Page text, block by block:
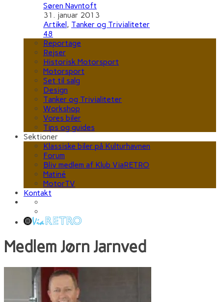
Søren Navntoft
31. januar 2013
Artikel, Tanker og Trivialiteter
48
Reportage
Rejser
Historisk Motorsport
Motorsport
Set til salg
Design
Tanker og Trivialiteter
Workshop
Vores biler
Tips og guides
Sektioner
Klassiske biler på Kulturhavnen
Forum
Bliv medlem af Klub ViaRETRO
Matiné
MotorTV
Kontakt
Medlem Jørn Jarnved